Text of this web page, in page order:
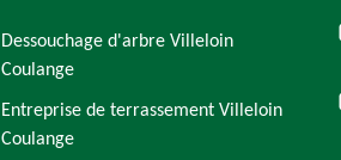
Dessouchage d'arbre Villeloin
Coulange
Entreprise de terrassement Villeloin
Coulange